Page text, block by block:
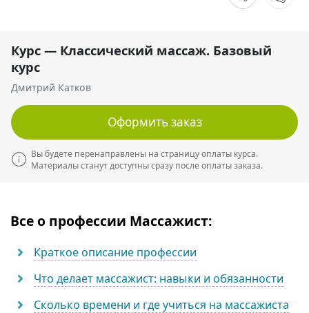
Курс — Классический массаж. Базовый
курс
Дмитрий Катков
Оформить заказ
Вы будете перенаправлены на страницу оплаты курса.
Материалы станут доступны сразу после оплаты заказа.
Все о профессии Массажист:
Краткое описание профессии
Что делает массажист: навыки и обязанности
Сколько времени и где учиться на массажиста